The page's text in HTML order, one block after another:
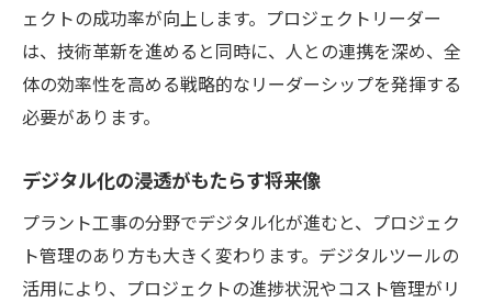
ェクトの成功率が向上します。プロジェクトリーダー
は、技術革新を進めると同時に、人との連携を深め、全
体の効率性を高める戦略的なリーダーシップを発揮する
必要があります。
デジタル化の浸透がもたらす将来像
プラント工事の分野でデジタル化が進むと、プロジェク
ト管理のあり方も大きく変わります。デジタルツールの
活用により、プロジェクトの進捗状況やコスト管理がリ